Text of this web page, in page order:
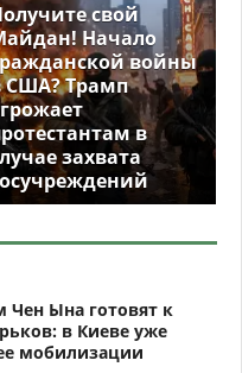
свой
Начало
войны
США? Трамп
в
захвата
Чен Ына готовят к
в Киеве уже
мобилизации